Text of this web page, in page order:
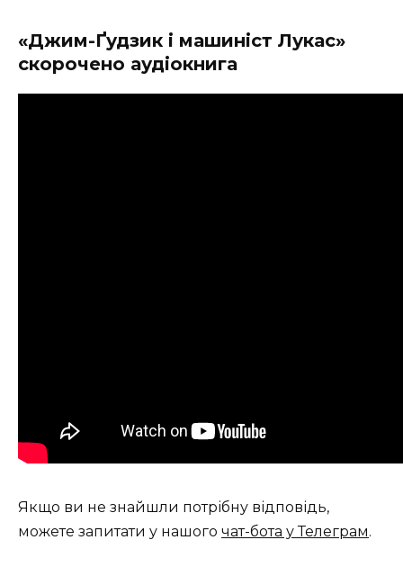
«Джим-Ґудзик і машиніст Лукас»
скорочено аудіокнига
Якщо ви не знайшли потрібну відповідь,
можете запитати у нашого чат-бота у Телеграм.